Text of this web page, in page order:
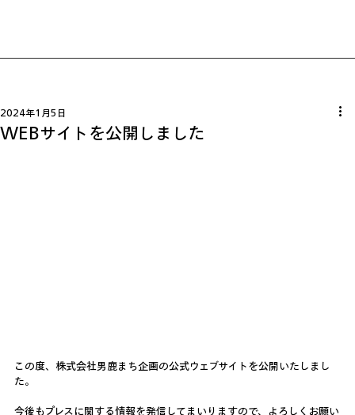
WEBサイトを公開しました
2024年1月5日
この度、株式会社男鹿まち企画の公式ウェブサイトを公開いたしまし
た。
今後もプレスに関する情報を発信してまいりますので、よろしくお願い